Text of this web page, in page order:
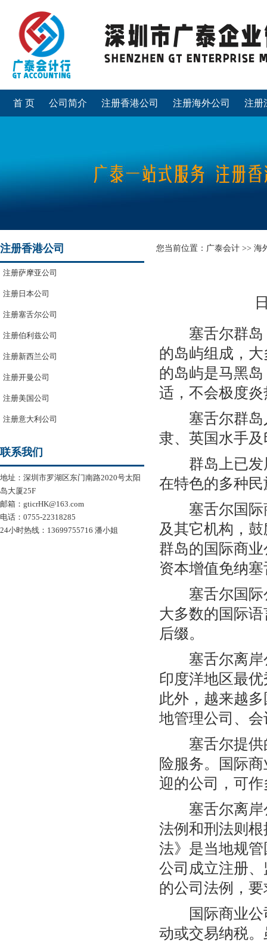
首 页 公司简介 注册香港公司 注册海外公司 注册
注册香港公司
注册萨摩亚公司
注册日本公司
注册塞舌尔公司
注册伯利兹公司
注册新西兰公司
注册开曼公司
注册美国公司
注册意大利公司
联系我们
地址：深圳市罗湖区东门南路2020号太阳
岛大厦25F
邮箱：gticrHK@163.com
电话：0755-22318285
24小时热线：13699755716 潘小姐
您当前位置： 广泰会计 >> 海
塞舌尔群岛：
的岛屿组成，
的岛屿是马黑
适，不会极度
塞舌尔群岛人
隶、英国水手
群岛上已发展
在特色的多种
塞舌尔国际商
及其它机构，
群岛的国际商
资本增值免纳
塞舌尔国际公
大多数的国际
后缀。
塞舌尔离岸公
印度洋地区最
此外，越来越
地管理公司、
塞舌尔提供的
险服务。国际
迎的公司，可
塞舌尔离岸公
法例和刑法则
法》是当地规
公司成立注册
的公司法例，
国际商业公司
动或交易纳税